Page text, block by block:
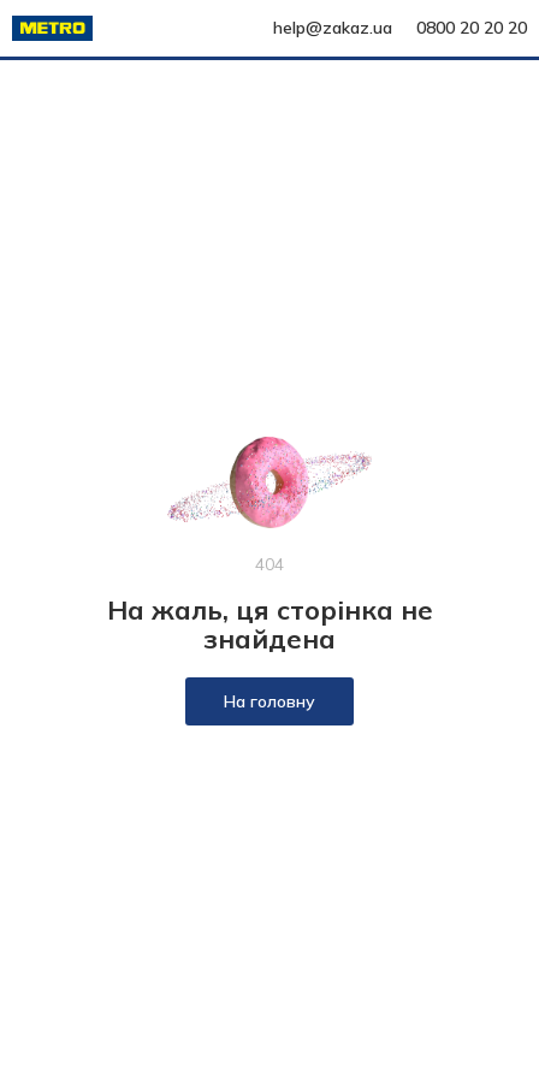
help@zakaz.ua 0800 20 20 20
404
На жаль, ця сторінка не
знайдена
На головну